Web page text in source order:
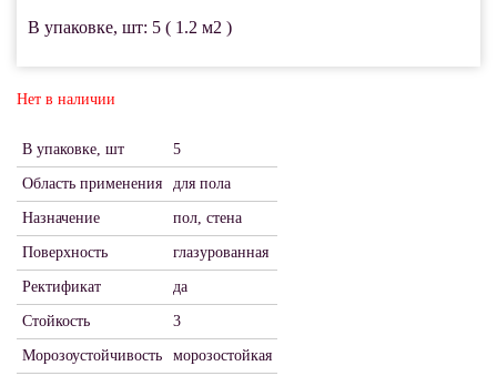
В упаковке, шт: 5 ( 1.2 м2 )
Нет в наличии
В упаковке, шт 5
Область применения для пола
Назначение пол, стена
Поверхность глазурованная
Ректификат да
Стойкость 3
Морозоустойчивость морозостойкая